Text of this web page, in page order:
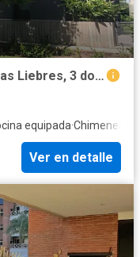
Casa en alquiler temporario en Las Liebres, 3 dormitorios
equipada·Chimenea
Ver en detalle